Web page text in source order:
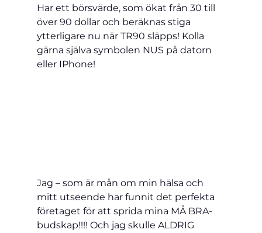
Har ett börsvärde, som ökat från 30 till
över 90 dollar och beräknas stiga
ytterligare nu när TR90 släpps! Kolla
gärna själva symbolen NUS på datorn
eller IPhone!
Jag – som är mån om min hälsa och
mitt utseende har funnit det perfekta
företaget för att sprida mina MÅ BRA-
budskap!!!! Och jag skulle ALDRIG